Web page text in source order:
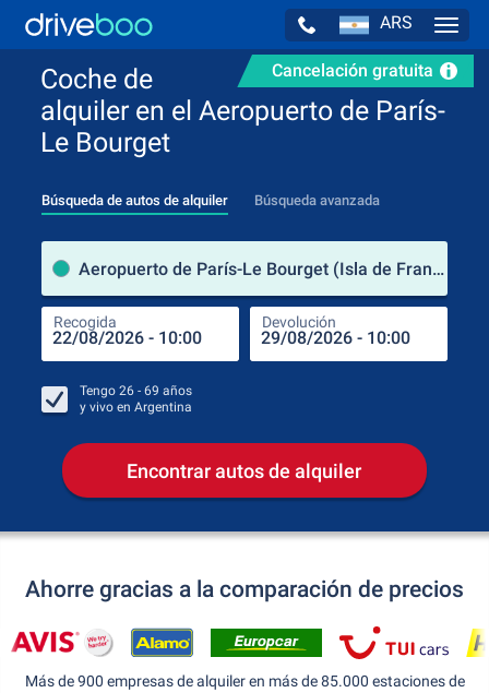
ARS
Cancelación gratuita
Coche de
alquiler en el Aeropuerto de París-
Le Bourget
Búsqueda de autos de alquiler Búsqueda avanzada
Aeropuerto de París-Le Bourget (Isla de Francia / Francia)
Recogida Devolución
Tengo 26 - 69 años
y vivo en Argentina
Encontrar autos de alquiler
Ahorre gracias a la comparación de precios
Más de 900 empresas de alquiler en más de 85.000 estaciones de